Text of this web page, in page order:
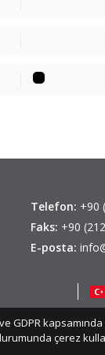
Telefon: +90
Faks: +90
E-posta:
GDPR
çerez